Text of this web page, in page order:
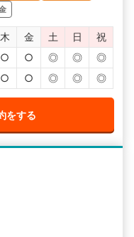
木 金 土 日
祝
○ ○ ◎ ◎
◎
○ ○ ◎ ◎ ◎
をする